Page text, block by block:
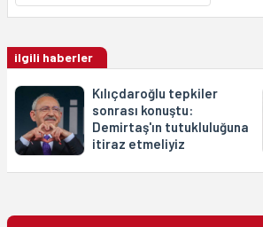
ilgili haberler
Kılıçdaroğlu tepkiler
sonrası konuştu:
Demirtaş'ın tutukluluğuna
itiraz etmeliyiz